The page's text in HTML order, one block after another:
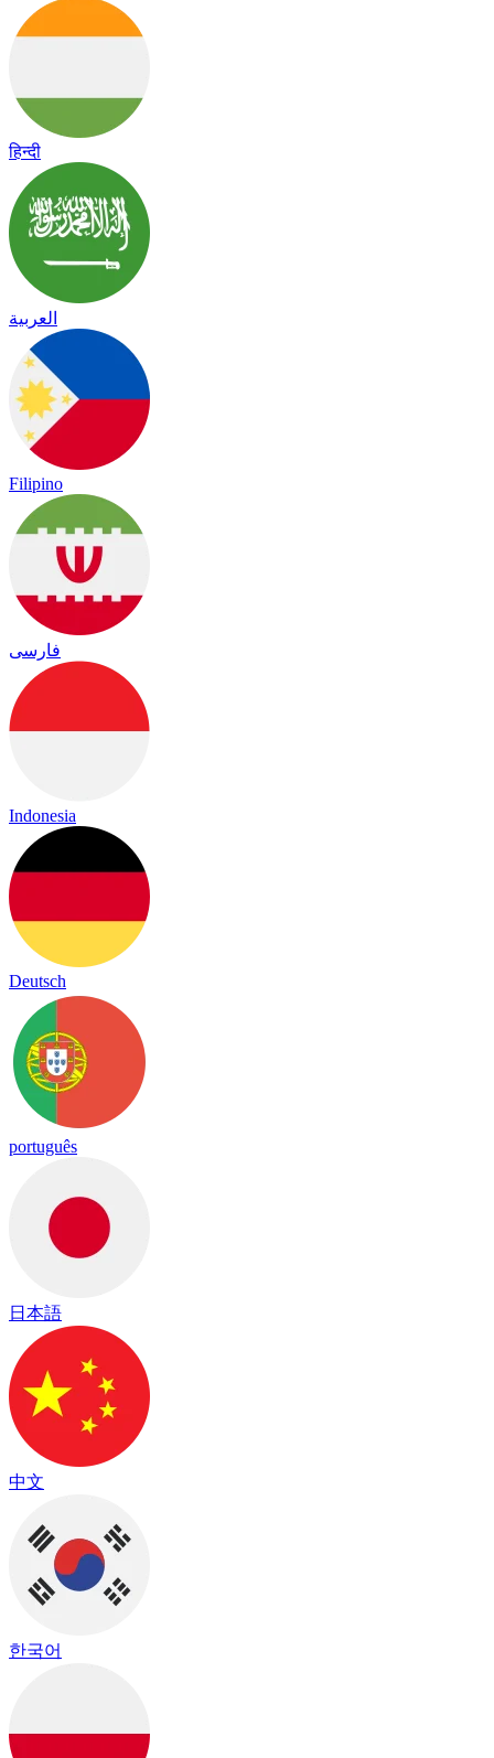
हिन्दी
العربية
Filipino
فارسی
Indonesia
Deutsch
português
日本語
中文
한국어